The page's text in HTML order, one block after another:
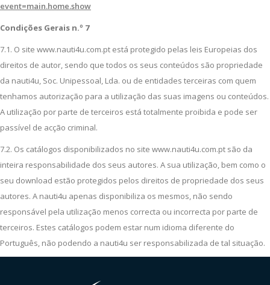
event=main.home.show
Condições Gerais n.º 7
7.1. O site www.nauti4u.com.pt está protegido pelas leis Europeias dos
direitos de autor, sendo que todos os seus conteúdos são propriedade
da nauti4u, Soc. Unipessoal, Lda. ou de entidades terceiras com quem
tenhamos autorização para a utilização das suas imagens ou conteúdos.
A utilização por parte de terceiros está totalmente proibida e pode ser
passível de acção criminal.
7.2. Os catálogos disponibilizados no site www.nauti4u.com.pt são da
inteira responsabilidade dos seus autores. A sua utilização, bem como o
seu download estão protegidos pelos direitos de propriedade dos seus
autores. A nauti4u apenas disponibiliza os mesmos, não sendo
responsável pela utilização menos correcta ou incorrecta por parte de
terceiros. Estes catálogos podem estar num idioma diferente do
Português, não podendo a nauti4u ser responsabilizada de tal situação.